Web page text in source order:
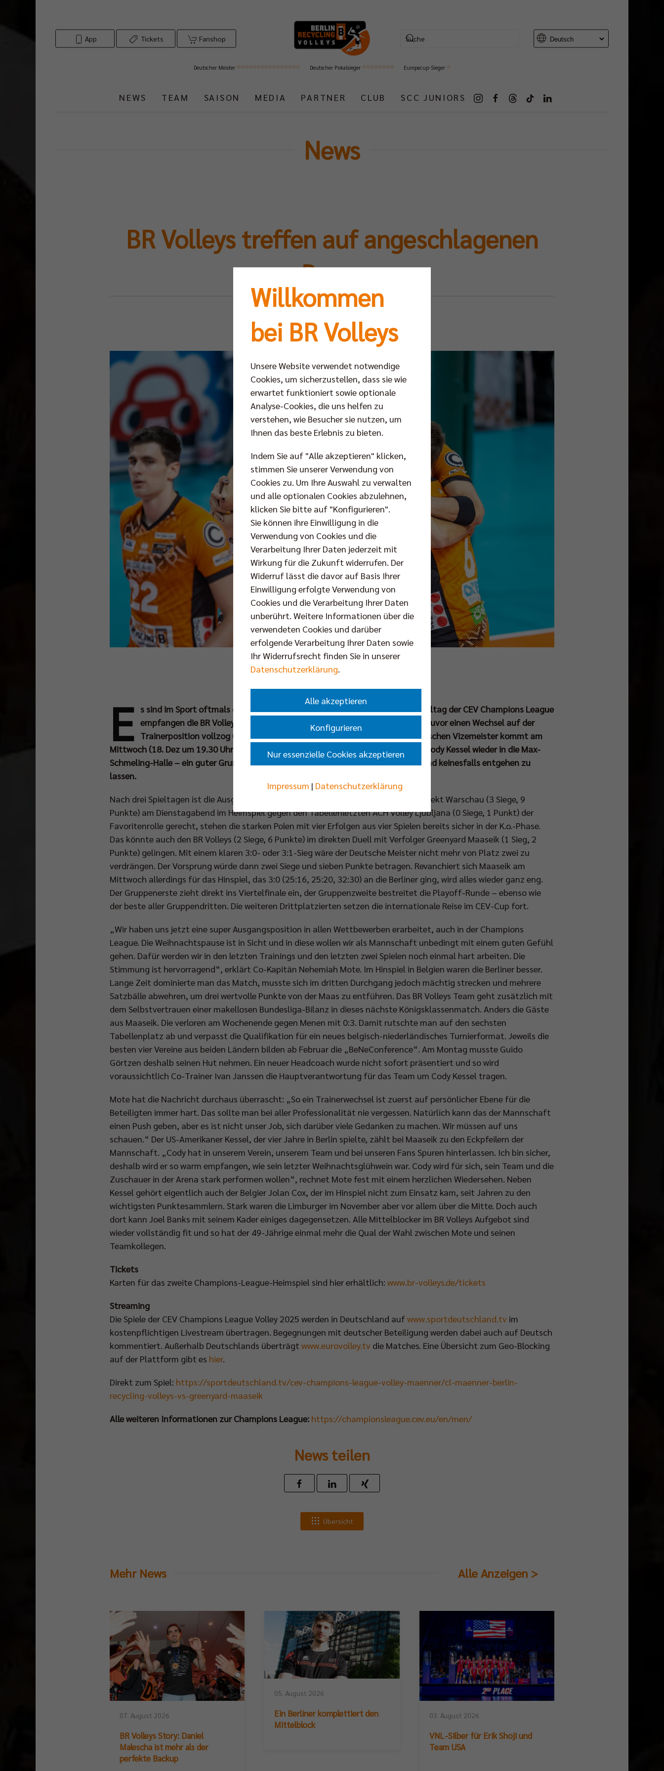
App Tickets Fanshop
Deutscher Meister Deutscher Pokalsieger Europacup-Sieger
NEWS TEAM SAISON MEDIA PARTNER CLUB SCC JUNIORS
News
BR Volleys treffen auf angeschlagenen
Boxer
Foto: Andreas Gora
E s sind im Sport oftmals die gefährlichsten Konstellationen: Am vierten Spieltag der CEV Champions League
empfangen die BR Volleys mit Greenyard Maaseik ein Team, das zwei Tage zuvor einen Wechsel auf der
Trainerposition vollzog und einen neuen Impuls gesetzt hat. Mit dem belgischen Vizemeister kommt am
Mittwoch (18. Dez um 19.30 Uhr) aber vor allem auch der sehr beliebte Ex-Berliner Cody Kessel wieder in die Max-
Schmeling-Halle – ein guter Grund mehr, sich den zweiten Champions-League-Abend keinesfalls entgehen zu
lassen.
Nach drei Spieltagen ist die Ausgangslage in der Gruppe A relativ klar. Wird PGE Projekt Warschau (3 Siege, 9
Punkte) am Dienstagabend im Heimspiel gegen den Tabellenletzten ACH Volley Ljubljana (0 Siege, 1 Punkt) der
Favoritenrolle gerecht, stehen die starken Polen mit vier Erfolgen aus vier Spielen bereits sicher in der K.o.-Phase.
Das könnte auch den BR Volleys (2 Siege, 6 Punkte) im direkten Duell mit Verfolger Greenyard Maaseik (1 Sieg, 2
Punkte) gelingen. Mit einem klaren 3:0- oder 3:1-Sieg wäre der Deutsche Meister nicht mehr von Platz zwei zu
verdrängen. Der Vorsprung würde dann zwei Siege und sieben Punkte betragen. Revanchiert sich Maaseik am
Mittwoch allerdings für das Hinspiel, das 3:0 (25:16, 25:20, 32:30) an die Berliner ging, wird alles wieder ganz eng.
Der Gruppenerste zieht direkt ins Viertelfinale ein, der Gruppenzweite bestreitet die Playoff-Runde – ebenso wie
der beste aller Gruppendritten. Die weiteren Drittplatzierten setzen die internationale Reise im CEV-Cup fort.
„Wir haben uns jetzt eine super Ausgangsposition in allen Wettbewerben erarbeitet, auch in der Champions
League. Die Weihnachtspause ist in Sicht und in diese wollen wir als Mannschaft unbedingt mit einem guten Gefühl
gehen. Dafür werden wir in den letzten Trainings und den letzten zwei Spielen noch einmal hart arbeiten. Die
Stimmung ist hervorragend“, erklärt Co-Kapitän Nehemiah Mote. Im Hinspiel in Belgien waren die Berliner besser.
Lange Zeit dominierte man das Match, musste sich im dritten Durchgang jedoch mächtig strecken und mehrere
Satzbälle abwehren, um drei wertvolle Punkte von der Maas zu entführen. Das BR Volleys Team geht zusätzlich mit
dem Selbstvertrauen einer makellosen Bundesliga-Bilanz in dieses nächste Königsklassenmatch. Anders die Gäste
aus Maaseik. Die verloren am Wochenende gegen Menen mit 0:3. Damit rutschte man auf den sechsten
Tabellenplatz ab und verpasst die Qualifikation für ein neues belgisch-niederländisches Turnierformat. Jeweils die
besten vier Vereine aus beiden Ländern bilden ab Februar die „BeNeConference“. Am Montag musste Guido
Görtzen deshalb seinen Hut nehmen. Ein neuer Headcoach wurde nicht sofort präsentiert und so wird
voraussichtlich Co-Trainer Ivan Janssen die Hauptverantwortung für das Team um Cody Kessel tragen.
Mote hat die Nachricht durchaus überrascht: „So ein Trainerwechsel ist zuerst auf persönlicher Ebene für die
Beteiligten immer hart. Das sollte man bei aller Professionalität nie vergessen. Natürlich kann das der Mannschaft
einen Push geben, aber es ist nicht unser Job, sich darüber viele Gedanken zu machen. Wir müssen auf uns
schauen.“ Der US-Amerikaner Kessel, der vier Jahre in Berlin spielte, zählt bei Maaseik zu den Eckpfeilern der
Mannschaft. „Cody hat in unserem Verein, unserem Team und bei unseren Fans Spuren hinterlassen. Ich bin sicher,
deshalb wird er so warm empfangen, wie sein letzter Weihnachtsglühwein war. Cody wird für sich, sein Team und die
Zuschauer in der Arena stark performen wollen“, rechnet Mote fest mit einem herzlichen Wiedersehen. Neben
Kessel gehört eigentlich auch der Belgier Jolan Cox, der im Hinspiel nicht zum Einsatz kam, seit Jahren zu den
wichtigsten Punktesammlern. Stark waren die Limburger im November aber vor allem über die Mitte. Doch auch
dort kann Joel Banks mit seinem Kader einiges dagegensetzen. Alle Mittelblocker im BR Volleys Aufgebot sind
wieder vollständig fit und so hat der 49-Jährige einmal mehr die Qual der Wahl zwischen Mote und seinen
Teamkollegen.
Tickets
Karten für das zweite Champions-League-Heimspiel sind hier erhältlich: www.br-volleys.de/tickets
Streaming
Die Spiele der CEV Champions League Volley 2025 werden in Deutschland auf www.sportdeutschland.tv im
kostenpflichtigen Livestream übertragen. Begegnungen mit deutscher Beteiligung werden dabei auch auf Deutsch
kommentiert. Außerhalb Deutschlands überträgt www.eurovolley.tv die Matches. Eine Übersicht zum Geo-Blocking
auf der Plattform gibt es hier.
Direkt zum Spiel: https://sportdeutschland.tv/cev-champions-league-volley-maenner/cl-maenner-berlin-
recycling-volleys-vs-greenyard-maaseik
Alle weiteren Informationen zur Champions League: https://championsleague.cev.eu/en/men/
News teilen
Übersicht
Mehr News Alle Anzeigen >
07. August 2026
BR Volleys Story: Daniel
Malescha ist mehr als der
perfekte Backup
05. August 2026
Ein Berliner komplettiert den
Mittelblock
03. August 2026
VNL-Silber für Erik Shoji und
Team USA
Willkommen
bei BR Volleys
Unsere Website verwendet notwendige
Cookies, um sicherzustellen, dass sie wie
erwartet funktioniert sowie optionale
Analyse-Cookies, die uns helfen zu
verstehen, wie Besucher sie nutzen, um
Ihnen das beste Erlebnis zu bieten.
Indem Sie auf "Alle akzeptieren" klicken,
stimmen Sie unserer Verwendung von
Cookies zu. Um Ihre Auswahl zu verwalten
und alle optionalen Cookies abzulehnen,
klicken Sie bitte auf "Konfigurieren".
Sie können ihre Einwilligung in die
Verwendung von Cookies und die
Verarbeitung Ihrer Daten jederzeit mit
Wirkung für die Zukunft widerrufen. Der
Widerruf lässt die davor auf Basis Ihrer
Einwilligung erfolgte Verwendung von
Cookies und die Verarbeitung Ihrer Daten
unberührt. Weitere Informationen über die
verwendeten Cookies und darüber
erfolgende Verarbeitung Ihrer Daten sowie
Ihr Widerrufsrecht finden Sie in unserer
Datenschutzerklärung.
Alle akzeptieren
Konfigurieren
Nur essenzielle Cookies akzeptieren
Impressum | Datenschutzerklärung